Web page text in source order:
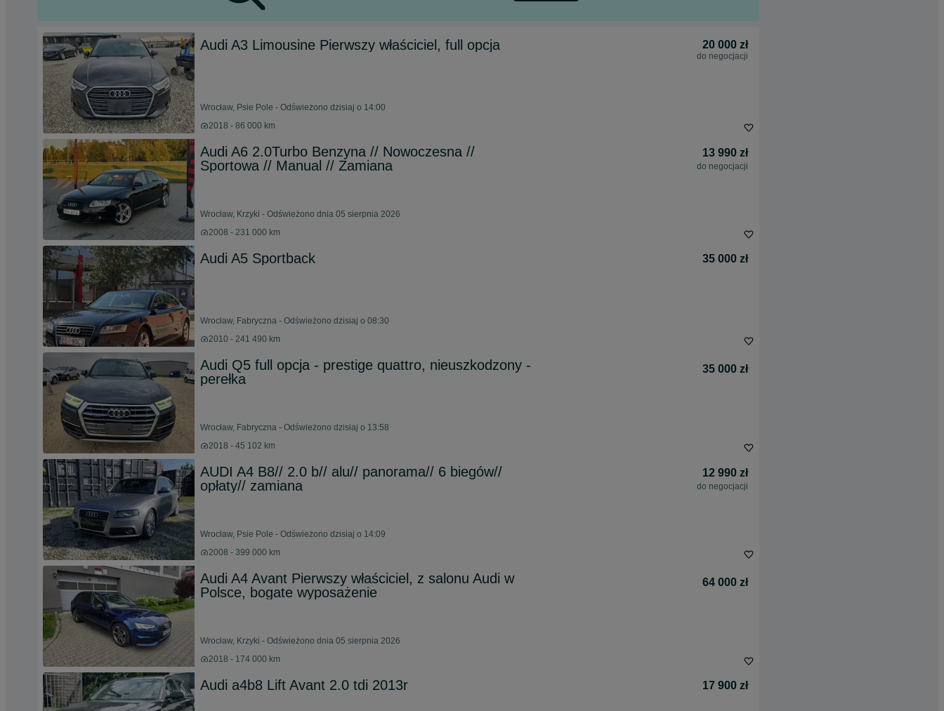
Audi A3 Limousine Pierwszy właściciel, full opcja 20 000 zł
do negocjacji
Wrocław, Psie Pole - Odświeżono dzisiaj o 14:00
2018 - 86 000 km
Audi A6 2.0Turbo Benzyna // Nowoczesna //
Sportowa // Manual // Zamiana
13 990 zł
do negocjacji
Wrocław, Krzyki - Odświeżono dnia 05 sierpnia 2026
2008 - 231 000 km
Audi A5 Sportback 35 000 zł
Wrocław, Fabryczna - Odświeżono dzisiaj o 08:30
2010 - 241 490 km
Audi Q5 full opcja - prestige quattro, nieuszkodzony -
perełka
35 000 zł
Wrocław, Fabryczna - Odświeżono dzisiaj o 13:58
2018 - 45 102 km
AUDI A4 B8// 2.0 b// alu// panorama// 6 biegów//
opłaty// zamiana
12 990 zł
do negocjacji
Wrocław, Psie Pole - Odświeżono dzisiaj o 14:09
2008 - 399 000 km
Audi A4 Avant Pierwszy właściciel, z salonu Audi w
Polsce, bogate wyposażenie
64 000 zł
Wrocław, Krzyki - Odświeżono dnia 05 sierpnia 2026
2018 - 174 000 km
Audi a4b8 Lift Avant 2.0 tdi 2013r 17 900 zł